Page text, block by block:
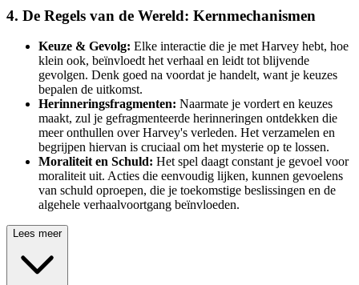
4. De Regels van de Wereld: Kernmechanismen
Keuze & Gevolg: Elke interactie die je met Harvey hebt, hoe
klein ook, beïnvloedt het verhaal en leidt tot blijvende
gevolgen. Denk goed na voordat je handelt, want je keuzes
bepalen de uitkomst.
Herinneringsfragmenten: Naarmate je vordert en keuzes
maakt, zul je gefragmenteerde herinneringen ontdekken die
meer onthullen over Harvey's verleden. Het verzamelen en
begrijpen hiervan is cruciaal om het mysterie op te lossen.
Moraliteit en Schuld: Het spel daagt constant je gevoel voor
moraliteit uit. Acties die eenvoudig lijken, kunnen gevoelens
van schuld oproepen, die je toekomstige beslissingen en de
algehele verhaalvoortgang beïnvloeden.
Lees meer